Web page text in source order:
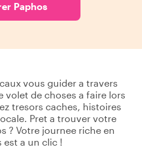
Paphos
vous guider a travers
volet de choses a faire lors
tresors caches, histoires
Pret a trouver votre
? Votre journee riche en
est a un clic !